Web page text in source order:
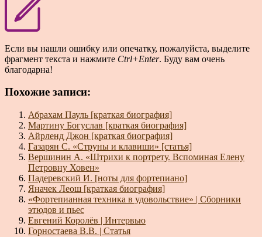
Если вы нашли ошибку или опечатку, пожалуйста, выделите
фрагмент текста и нажмите Ctrl+Enter. Буду вам очень
благодарна!
Похожие записи:
Абрахам Пауль [краткая биография]
Мартину Богуслав [краткая биография]
Айрленд Джон [краткая биография]
Газарян С. «Струны и клавиши» [статья]
Вершинин А. «Штрихи к портрету. Вспоминая Елену
Петровну Ховен»
Падеревский И. [ноты для фортепиано]
Яначек Леош [краткая биография]
«Фортепианная техника в удовольствие» | Сборники
этюдов и пьес
Евгений Королёв | Интервью
Горностаева В.В. | Статья